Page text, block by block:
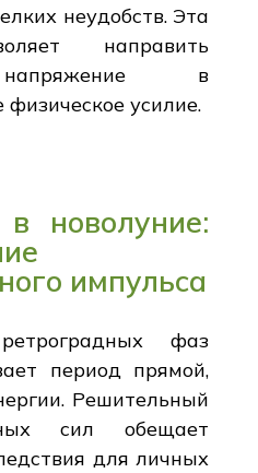
неудобств. Эта
направить
в
усилие.
новолуние:
импульса
фаз
период прямой,
Решительный
сил обещает
для личных